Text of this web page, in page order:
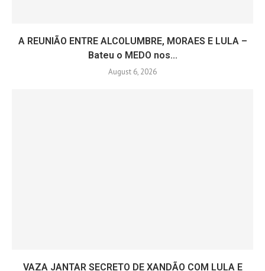
A REUNIÃO ENTRE ALCOLUMBRE, MORAES E LULA –
Bateu o MEDO nos...
August 6, 2026
VAZA JANTAR SECRETO DE XANDÃO COM LULA E